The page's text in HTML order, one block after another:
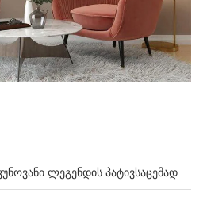
ლეგენდის პატივსაცემად